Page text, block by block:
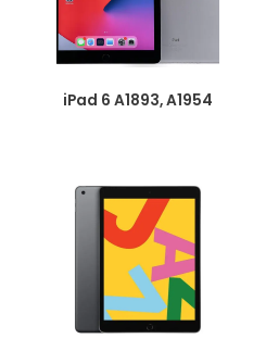
iPad 6 A1893, A1954